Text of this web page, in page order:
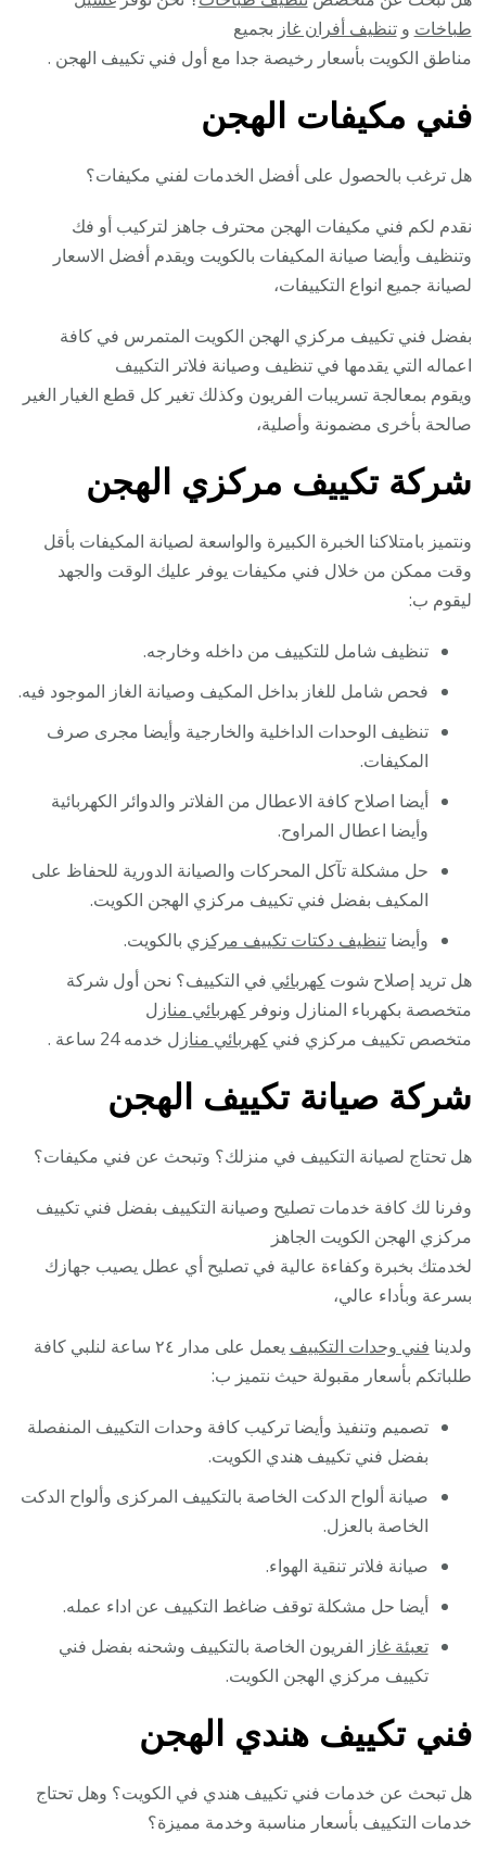
طباخات وتنظيف أفران غاز بجميع
مناطق الكويت بأسعار رخيصة جدا مع أول فني تكييف الهجن .
فني مكيفات الهجن
هل ترغب بالحصول على أفضل الخدمات لفني مكيفات؟
نقدم لكم فني مكيفات الهجن محترف جاهز لتركيب أو فك
وتنظيف وأيضا صيانة المكيفات بالكويت ويقدم أفضل الاسعار
لصيانة جميع انواع التكييفات،
بفضل فني تكييف مركزي الهجن الكويت المتمرس في كافة
اعماله التي يقدمها في تنظيف وصيانة فلاتر التكييف
ويقوم بمعالجة تسريبات الفريون وكذلك تغير كل قطع الغيار الغير
صالحة بأخرى مضمونة وأصلية،
شركة تكييف مركزي الهجن
ونتميز بامتلاكنا الخبرة الكبيرة والواسعة لصيانة المكيفات بأقل
وقت ممكن من خلال فني مكيفات يوفر عليك الوقت والجهد
ليقوم ب:
تنظيف شامل للتكييف من داخله وخارجه.
فحص شامل للغاز بداخل المكيف وصيانة الغاز الموجود فيه.
تنظيف الوحدات الداخلية والخارجية وأيضا مجرى صرف
المكيفات.
أيضا اصلاح كافة الاعطال من الفلاتر والدوائر الكهربائية
وأيضا اعطال المراوح.
حل مشكلة تآكل المحركات والصيانة الدورية للحفاظ على
المكيف بفضل فني تكييف مركزي الهجن الكويت.
وأيضاتنظيف دكتات تكييف مركزي بالكويت.
هل تريد إصلاح شوتكهربائي في التكييف؟ نحن أول شركة
متخصصة بكهرباء المنازل ونوفركهربائي منازل
متخصص تكييف مركزي فنيكهربائي منازل خدمه 24 ساعة .
شركة صيانة تكييف الهجن
هل تحتاج لصيانة التكييف في منزلك؟ وتبحث عن فني مكيفات؟
وفرنا لك كافة خدمات تصليح وصيانة التكييف بفضل فني تكييف
مركزي الهجن الكويت الجاهز
لخدمتك بخبرة وكفاءة عالية في تصليح أي عطل يصيب جهازك
بسرعة وبأداء عالي،
ولدينا فني وحدات التكييف
يعمل على مدار ٢٤ ساعة لنلبي كافة
طلباتكم بأسعار مقبولة حيث نتميز ب:
تصميم وتنفيذ وأيضا تركيب كافة وحدات التكييف المنفصلة
بفضل فني تكييف هندي الكويت.
صيانة ألواح الدكت الخاصة بالتكييف المركزى وألواح الدكت
الخاصة بالعزل.
صيانة فلاتر تنقية الهواء.
أيضا حل مشكلة توقف ضاغط التكييف عن اداء عمله.
تعبئة غاز الفريون الخاصة بالتكييف وشحنه بفضل فني
تكييف مركزي الهجن الكويت.
فني تكييف هندي الهجن
هل تبحث عن خدمات فني تكييف هندي في الكويت؟ وهل تحتاج
خدمات التكييف بأسعار مناسبة وخدمة مميزة؟